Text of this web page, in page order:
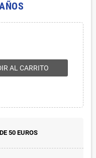
AL CARRITO
50 EUROS